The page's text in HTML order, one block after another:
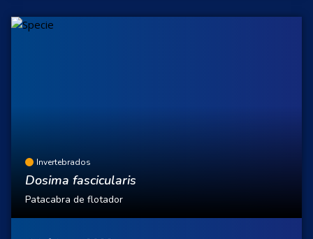
Invertebrados
Dosima fascicularis
Patacabra de flotador